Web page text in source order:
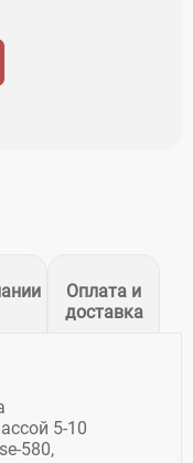
Оплата и
доставка
5-10
580,